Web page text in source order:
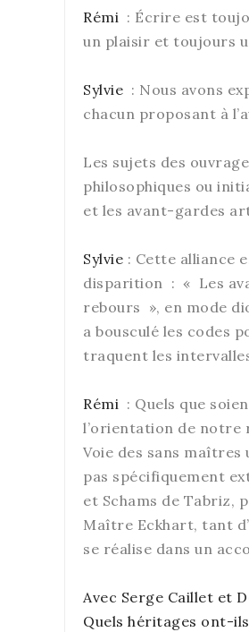
Rémi : Écrire est
un plaisir et toujours
Sylvie : Nous avons
chacun proposant à
Les sujets des
philosophiques ou
et les avant-gardes
Sylvie : Cette alliance
disparition : « Les
rebours », en mode
a bousculé les codes
traquent les
Rémi : Quels que
l’orientation de notre
Voie des sans
pas spécifiquement
et Schams de Tabriz,
Maître Eckhart, tant
se réalise dans un
Avec Serge Caillet et
Quels héritages ont-